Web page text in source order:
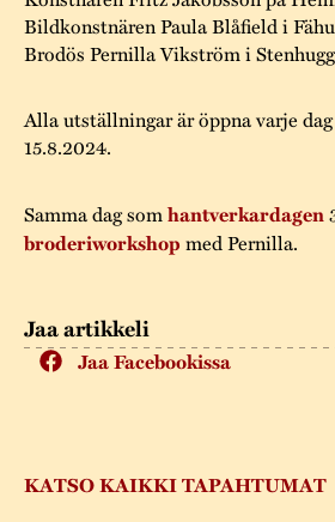
Jaa artikkeli
Jaa Facebookissa
KATSO KAIKKI TAPAHTUMAT
Bildkonstnären Paula Blåfield i
Brodös Pernilla Vikström i
Alla utställningar är öppna varje
15.8.2024.
Samma dag som hantverkardagen
broderiworkshop med Pernilla.